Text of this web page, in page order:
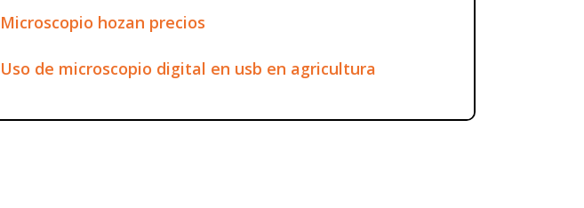
Microscopio hozan precios
Uso de microscopio digital en usb en agricultura